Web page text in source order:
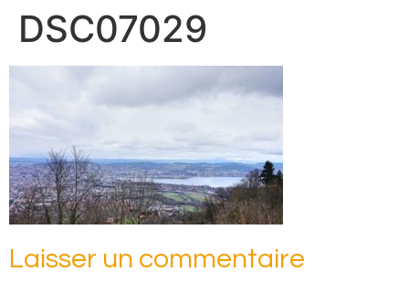
DSC07029
Laisser un commentaire